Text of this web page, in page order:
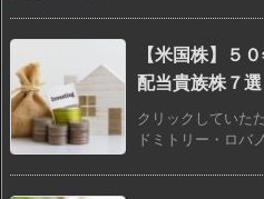
【米国株】５
配当貴族株７選
クリックしていた
ドミトリー・ロバ